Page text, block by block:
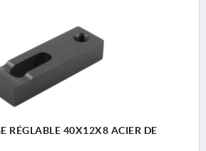
RÉGLABLE 40X12X8 ACIER DE